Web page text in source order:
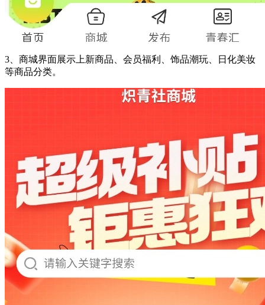
3、商城界面展示上新商品、会员福利、饰品潮玩、日化美妆
等商品分类。